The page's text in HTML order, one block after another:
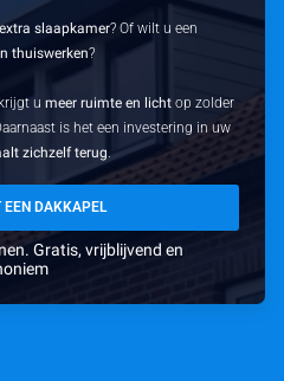
extra slaapkamer? Of wilt u een
thuiswerken?
krijgt umeer ruimte en licht op zolder
is het een investering in uw
zichzelf terug.
EEN DAKKAPEL
Gratis, vrijblijvend en